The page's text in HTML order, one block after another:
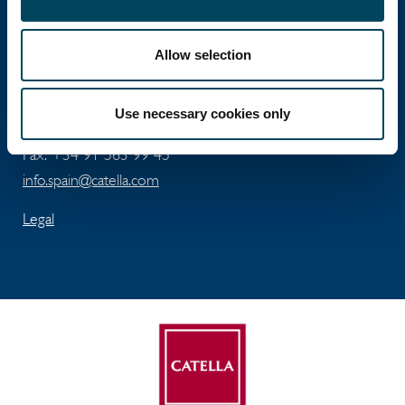
Allow selection
Use necessary cookies only
José Abascal 56 - 5ta Planta
+34 91 411 74 96
Fax: +34 91 563 99 45
info.spain@catella.com
Legal